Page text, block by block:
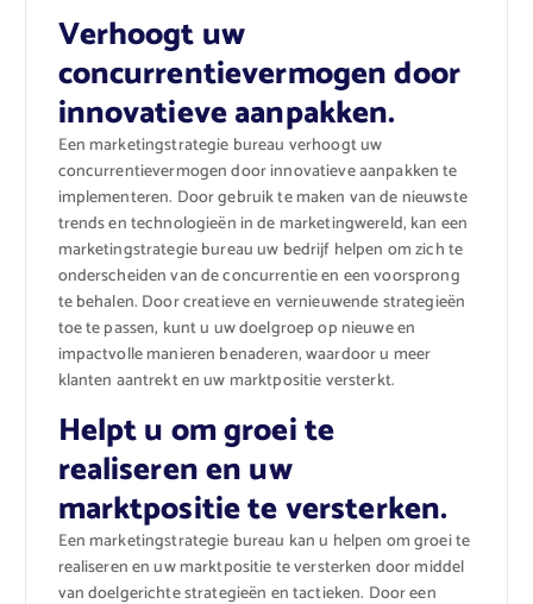
Verhoogt uw
concurrentievermogen door
innovatieve aanpakken.
Een marketingstrategie bureau verhoogt uw
concurrentievermogen door innovatieve aanpakken te
implementeren. Door gebruik te maken van de nieuwste
trends en technologieën in de marketingwereld, kan een
marketingstrategie bureau uw bedrijf helpen om zich te
onderscheiden van de concurrentie en een voorsprong
te behalen. Door creatieve en vernieuwende strategieën
toe te passen, kunt u uw doelgroep op nieuwe en
impactvolle manieren benaderen, waardoor u meer
klanten aantrekt en uw marktpositie versterkt.
Helpt u om groei te
realiseren en uw
marktpositie te versterken.
Een marketingstrategie bureau kan u helpen om groei te
realiseren en uw marktpositie te versterken door middel
van doelgerichte strategieën en tactieken. Door een